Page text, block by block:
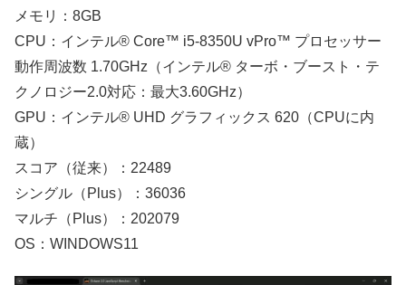
メモリ：8GB
CPU：インテル® Core™ i5-8350U vPro™ プロセッサー
動作周波数 1.70GHz（インテル® ターボ・ブースト・テ
クノロジー2.0対応：最大3.60GHz）
GPU：インテル® UHD グラフィックス 620（CPUに内
蔵）
スコア（従来）：22489
シングル（Plus）：36036
マルチ（Plus）：202079
OS：WINDOWS11